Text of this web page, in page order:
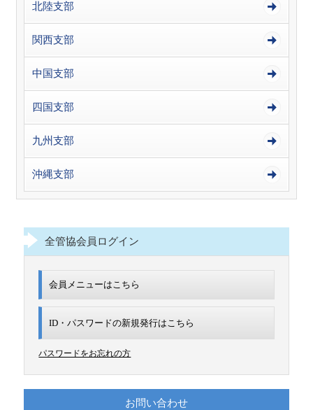
北陸支部
関西支部
中国支部
四国支部
九州支部
沖縄支部
全管協会員ログイン
会員メニューはこちら
ID・パスワードの新規発行はこちら
パスワードをお忘れの方
お問い合わせ